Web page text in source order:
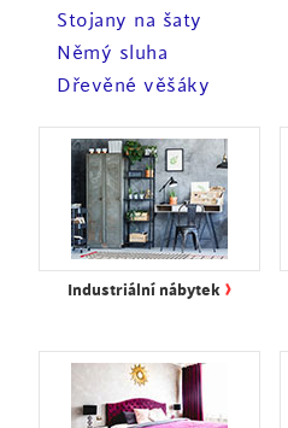
Stojany na šaty
Němý sluha
Dřevěné věšáky
Industriální nábytek ›